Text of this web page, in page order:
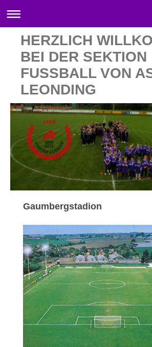
HERZLICH
BEI DER SEKTION
FUSSBALL VON
LEONDING
Gaumbergstadion